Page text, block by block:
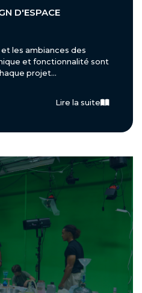
D'ESPACE
les ambiances des
et fonctionnalité sont
projet...
Lire la suite